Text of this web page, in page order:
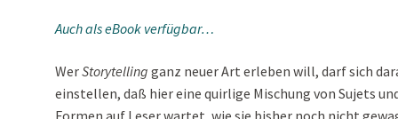
war:
ist:
Auch als eBook verfügbar…
WerStorytelling ganz neuer Art erleben will, darf sich
einstellen, daß hier eine quirlige Mischung von Sujets
Formen auf Leser wartet, wie sie bisher noch nicht